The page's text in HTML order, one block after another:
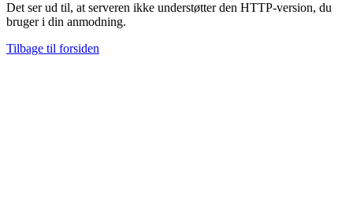
Det ser ud til, at serveren ikke understøtter den HTTP-version, du
bruger i din anmodning.
Tilbage til forsiden